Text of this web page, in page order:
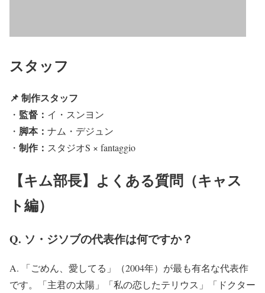
スタッフ
📌 制作スタッフ
・ 監督： イ・スンヨン
・ 脚本： ナム・デジュン
・ 制作： スタジオS × fantaggio
【キム部長】よくある質問（キャス
ト編）
Q. ソ・ジソブの代表作は何ですか？
A. 「ごめん、愛してる」（2004年）が最も有名な代表作
です。「主君の太陽」「私の恋したテリウス」「ドクター